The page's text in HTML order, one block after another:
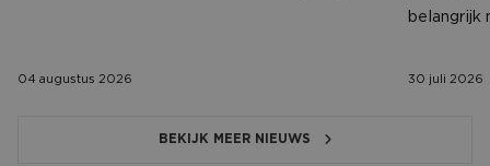
04 augustus 2026
belangrijk
30 juli 2026
BEKIJK MEER NIEUWS